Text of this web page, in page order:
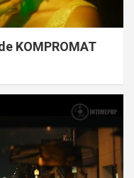
KOMPROMAT